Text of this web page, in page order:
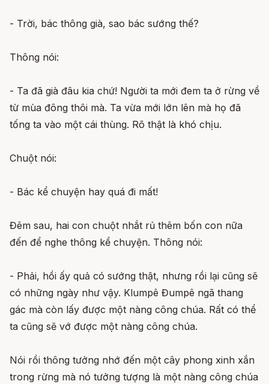
- Trời, bác thông già, sao bác sướng thế?
Thông nói:
- Ta đã già đâu kia chứ! Người ta mới đem ta ở rừng về
từ mùa đông thôi mà. Ta vừa mới lớn lên mà họ đã
tống ta vào một cái thùng. Rõ thật là khó chịu.
Chuột nói:
- Bác kể chuyện hay quá đi mất!
Đêm sau, hai con chuột nhắt rủ thêm bốn con nữa
đến để nghe thông kể chuyện. Thông nói:
- Phải, hồi ấy quả có sướng thật, nhưng rồi lại cũng sẽ
có những ngày như vậy. Klumpê Đumpê ngã thang
gác mà còn lấy được một nàng công chúa. Rất có thể
ta cũng sẽ vớ được một nàng công chúa.
Nói rồi thông tưởng nhớ đến một cây phong xinh xắn
trong rừng mà nó tưởng tượng là một nàng công chúa